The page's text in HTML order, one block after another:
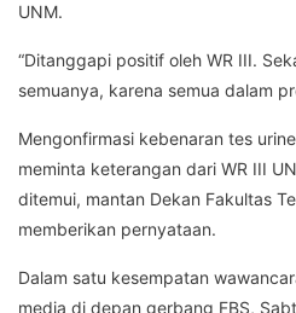
UNM.
“Ditanggapi positif oleh WR III.
semuanya, karena semua dalam
Mengonfirmasi kebenaran tes
meminta keterangan dari WR III
ditemui, mantan Dekan Fakultas
memberikan pernyataan.
Dalam satu kesempatan
media di depan gerbang FBS,